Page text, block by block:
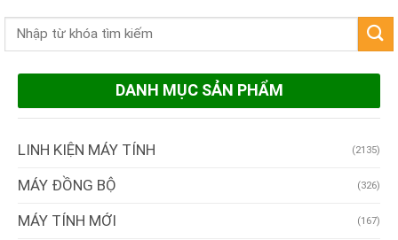
DANH MỤC SẢN PHẨM
LINH KIỆN MÁY TÍNH (2135)
MÁY ĐỒNG BỘ (326)
MÁY TÍNH MỚI (167)